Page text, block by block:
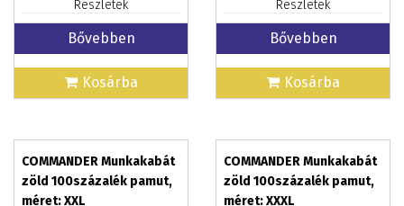
Részletek
Bővebben
Kosárba
Részletek
Bővebben
Kosárba
COMMANDER Munkakabát
zöld 100százalék pamut,
méret: XXL
COMMANDER Munkakabát
zöld 100százalék pamut,
méret: XXXL